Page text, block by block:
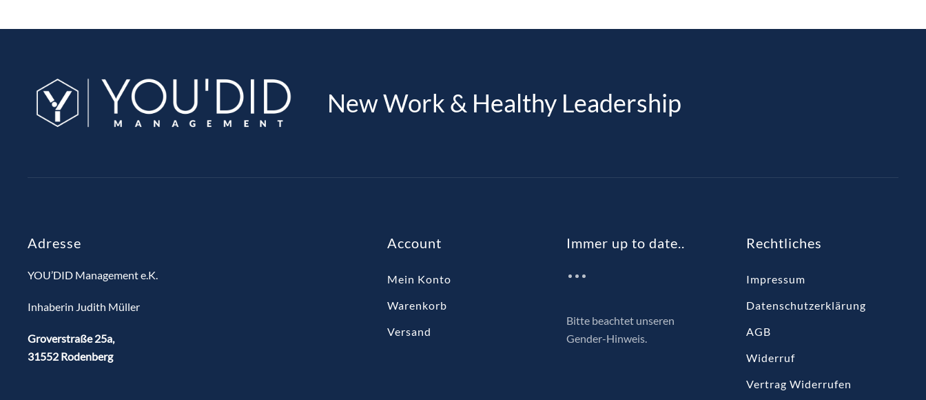
New Work & Healthy Leadership
Adresse
YOU’DID Management e.K.
Inhaberin Judith Müller
Groverstraße 25a,
31552 Rodenberg
Account
Mein Konto
Warenkorb
Versand
Immer up to date..
Bitte beachtet unseren
Gender-Hinweis.
Rechtliches
Impressum
Datenschutzerklärung
AGB
Widerruf
Vertrag Widerrufen